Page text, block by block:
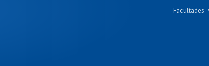
Facultades
Cs.